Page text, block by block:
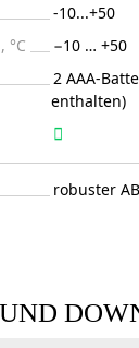
-10...+50
°C
−10 … +50
2 AAA-
enthalten)
robuster